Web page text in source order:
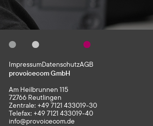
ImpressumDatenschutzAGB
provoicecom GmbH
Am Heilbrunnen 115
72766 Reutlingen
Zentrale: +49 7121 433019-30
Telefax: +49 7121 433019-40
info@provoicecom.de